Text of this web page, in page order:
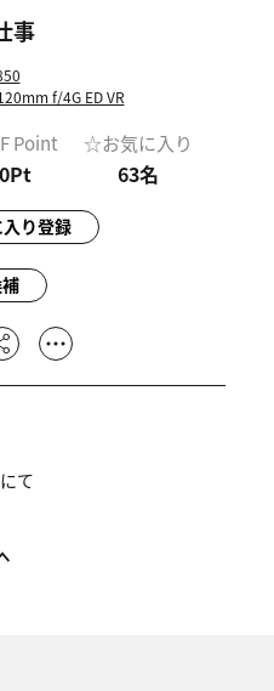
事
f/4G ED VR
Point ☆お気に入り
63名
り登録
て